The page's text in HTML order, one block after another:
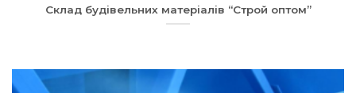
Склад будівельних матеріалів “Строй оптом”